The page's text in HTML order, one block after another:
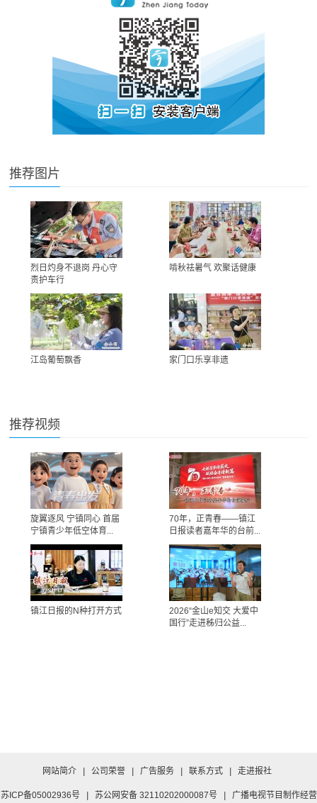
推荐图片
烈日灼身不退岗 丹心守
责护车行
啃秋祛暑气 欢聚话健康
江岛葡萄飘香 家门口乐享非遗
推荐视频
旋翼逐风 宁镇同心 首届
宁镇青少年低空体育...
70年，正青春——镇江
日报读者嘉年华的台前...
镇江日报的N种打开方式
2026“金山e知交 大爱中
国行”走进秭归公益...
网站简介 | 公司荣誉 | 广告服务 | 联系方式 | 走进报社
苏ICP备05002936号 | 苏公网安备 32110202000087号 |
广播电视节目制作经营